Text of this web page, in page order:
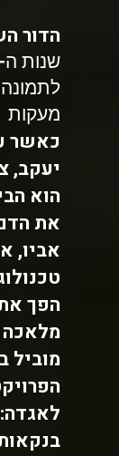
הדור
מעקות
כאשר
יעקב,
הוא
את
אביו,
הפך
מוביל
לאגדה: